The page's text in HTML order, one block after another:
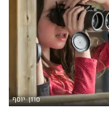
סוזן יוסף